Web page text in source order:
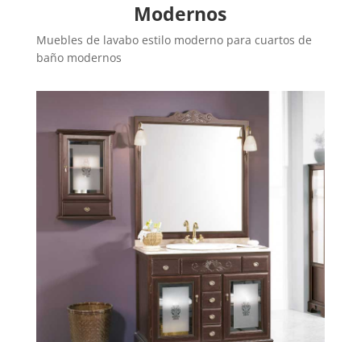
Modernos
Muebles de lavabo estilo moderno para cuartos de
baño modernos